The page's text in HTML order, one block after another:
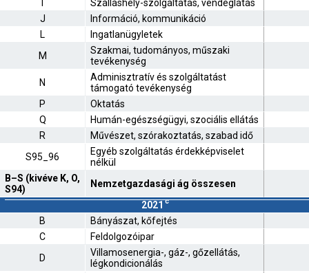
Szálláshely-szolgáltatás, vendéglátás
J
Információ, kommunikáció
L
Ingatlanügyletek
M
Szakmai, tudományos, műszaki
tevékenység
N
Adminisztratív és szolgáltatást
támogató tevékenység
P
Oktatás
Q
Humán-egészségügyi, szociális ellátás
R
Művészet, szórakoztatás, szabad idő
S95_96
Egyéb szolgáltatás érdekképviselet
nélkül
B–S (kivéve K, O,
S94)
Nemzetgazdasági ág összesen
2021 c
B
Bányászat, kőfejtés
C
Feldolgozóipar
D
Villamosenergia-, gáz-, gőzellátás,
légkondicionálás